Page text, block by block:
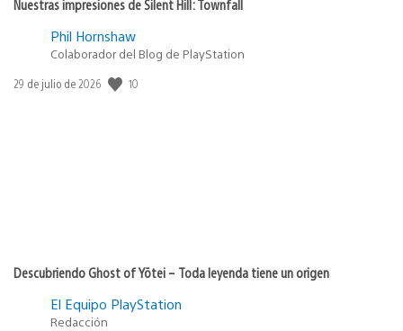
Nuestras impresiones de Silent Hill: Townfall
Phil Hornshaw
Colaborador del Blog de PlayStation
Fecha
29 de julio de 2026 10
Descubriendo Ghost of Yōtei – Toda leyenda tiene un origen
El Equipo PlayStation
Redacción